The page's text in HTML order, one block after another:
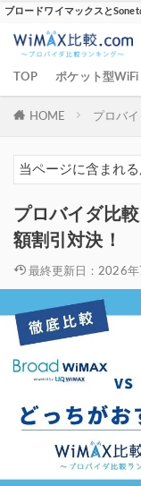
ブロードワイマックスと
TOP ポケット型WiFi
HOME プロバ
当ページに含まれ
プロバイダ比
額割引対決！
最終更新日：2026年